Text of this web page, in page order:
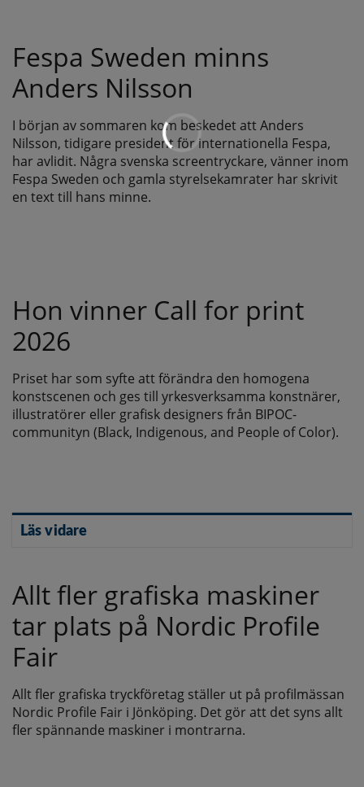
Fespa Sweden minns
Anders Nilsson
I början av sommaren kom beskedet att Anders
Nilsson, tidigare president för internationella Fespa,
har avlidit. Några svenska screentryckare, vänner inom
Fespa Sweden och gamla styrelsekamrater har skrivit
en text till hans minne.
Hon vinner Call for print
2026
Priset har som syfte att förändra den homogena
konstscenen och ges till yrkesverksamma konstnärer,
illustratörer eller grafisk designers från BIPOC-
communityn (Black, Indigenous, and People of Color).
Läs vidare
Allt fler grafiska maskiner
tar plats på Nordic Profile
Fair
Allt fler grafiska tryckföretag ställer ut på profilmässan
Nordic Profile Fair i Jönköping. Det gör att det syns allt
fler spännande maskiner i montrarna.